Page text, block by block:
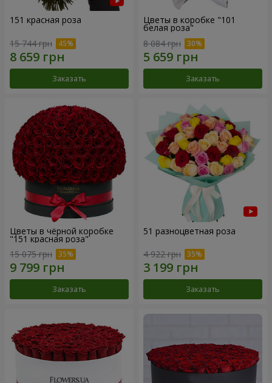
151 красная роза
15 744 грн
Заказать
Цветы в коробке "101
белая роза"
8 084 грн
Заказать
Цветы в чёрной коробке
"151 красная роза"
15 075 грн
Заказать
51 разноцветная роза
4 922 грн
Заказать